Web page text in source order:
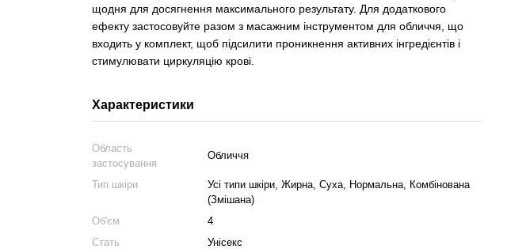
щодня для досягнення максимального результату. Для додаткового
ефекту застосовуйте разом з масажним інструментом для обличчя, що
входить у комплект, щоб підсилити проникнення активних інгредієнтів і
стимулювати циркуляцію крові.
Характеристики
Область
застосування
Обличчя
Тип шкіри
Усі типи шкіри, Жирна, Суха, Нормальна, Комбінована
(Змішана)
Об'єм
4
Стать
Унісекс